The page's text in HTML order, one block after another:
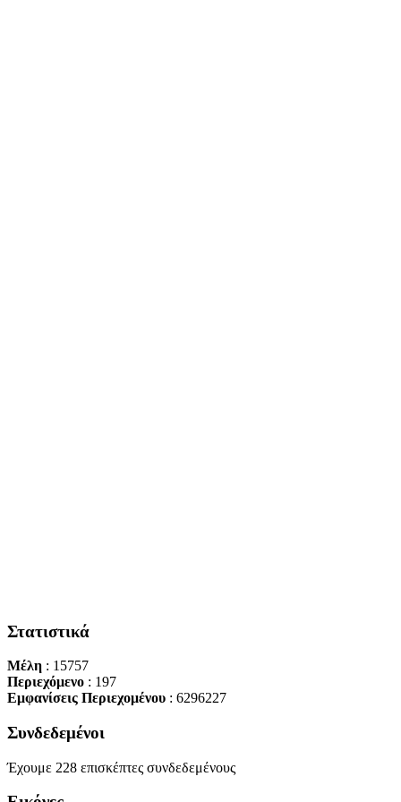
Στατιστικά
Μέλη : 15757
Περιεχόμενο : 197
Εμφανίσεις Περιεχομένου : 6296227
Συνδεδεμένοι
Έχουμε 228 επισκέπτες συνδεδεμένους